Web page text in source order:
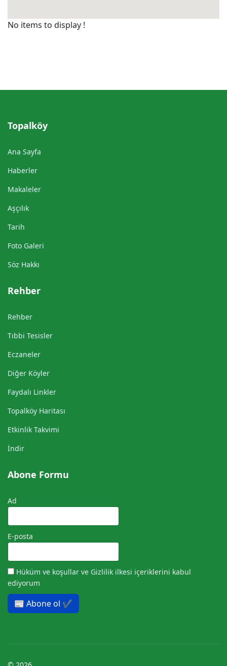
No items to display !
Topalköy
Ana Sayfa
Haberler
Makaleler
Aşçılık
Tarih
Foto Galeri
Söz Hakkı
Rehber
Rehber
Tıbbi Tesisler
Eczaneler
Diğer Köyler
Faydalı Linkler
Topalköy Haritası
Etkinlik Takvimi
İndir
Abone Formu
Ad
E-posta
Hüküm ve koşullar ve Gizlilik ilkesi içeriklerini kabul
ediyorum
📰 Abone ol ✔️